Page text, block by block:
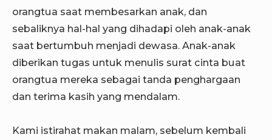
orangtua saat membesarkan anak, dan
sebaliknya hal-hal yang dihadapi oleh anak-anak
saat bertumbuh menjadi dewasa. Anak-anak
diberikan tugas untuk menulis surat cinta buat
orangtua mereka sebagai tanda penghargaan
dan terima kasih yang mendalam.
Kami istirahat makan malam, sebelum kembali